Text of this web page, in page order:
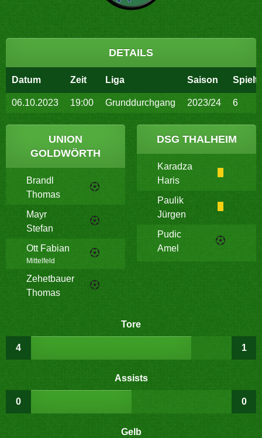
DETAILS
Datum Zeit Liga Saison
06.10.2023 19:00 Grunddurchgang 2023/24 6
UNION
GOLDWÖRTH
Brandl
Thomas
Mayr
Stefan
Ott Fabian
Mittelfeld
Zehetbauer
Thomas
DSG THALHEIM
Karadza
Haris
Paulik
Jürgen
Pudic
Amel
Tore
4 1
Assists
0 0
Gelb